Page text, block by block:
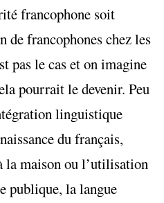
francophone soit
de francophones chez les
pas le cas et on imagine
pourrait le devenir. Peu
linguistique
du français,
maison ou l’utilisation
publique, la langue